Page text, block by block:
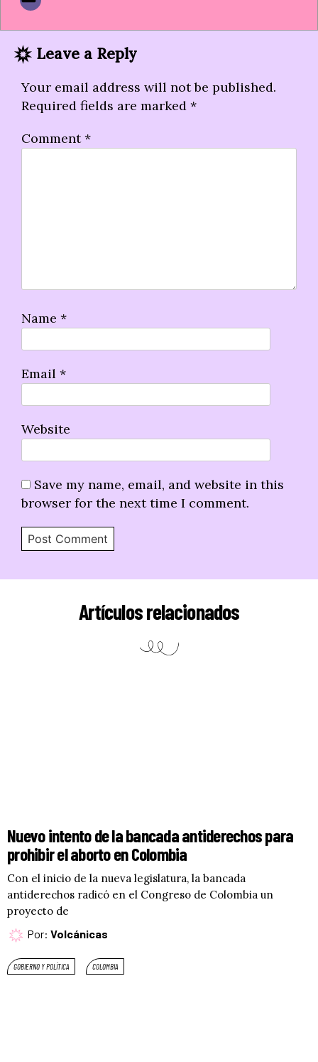
Leave a Reply
Your email address will not be published.
Required fields are marked *
Comment*
Name *
Email *
Website
Save my name, email, and website in this
browser for the next time I comment.
Artículos relacionados
Nuevo intento de la bancada antiderechos para
prohibir el aborto en Colombia
Con el inicio de la nueva legislatura, la bancada
antiderechos radicó en el Congreso de Colombia un
proyecto de
Por: Volcánicas
GOBIERNO Y POLÍTICA COLOMBIA